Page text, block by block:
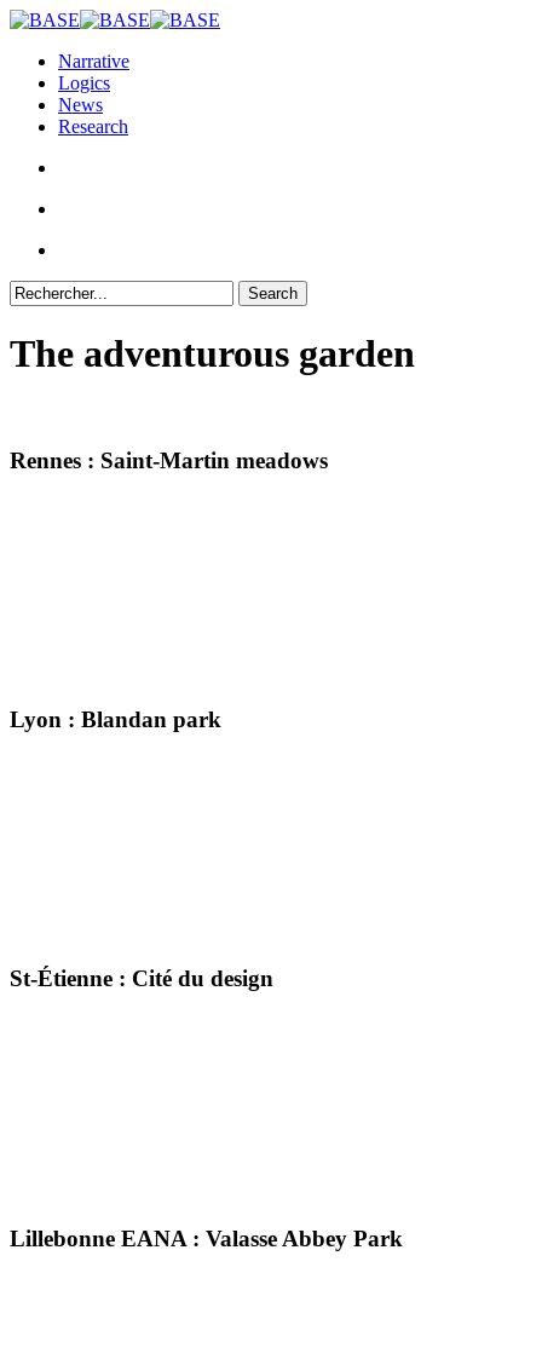
Skip
main
content
Narrative
Logics
News
Research
Search
Search
The adventurous garden
Rennes : Saint-Martin meadows
Lyon : Blandan park
St-Étienne : Cité du design
Lillebonne EANA : Valasse Abbey Park